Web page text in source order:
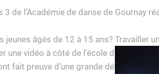
3 de l’Académie de danse de Gournay
jeunes âgés de 12 à 15 ans? Travailler
une vidéo à côté de l’école de danse qui
fait preuve d’une grande